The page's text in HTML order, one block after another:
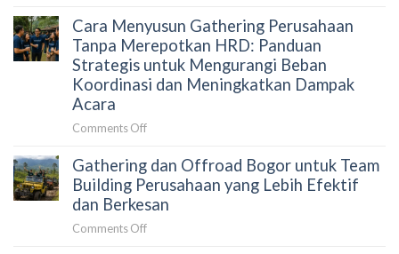
Kolaborasi
Tim
Secara
Alami
Kantor:
Panduan
HRD
Memilih
Banyak
Gathering
Perusahaan
Gagal
Menjaga
Peserta?
Cara Menyusun Gathering Perusahaan
Tanpa Merepotkan HRD: Panduan
Strategis untuk Mengurangi Beban
Koordinasi dan Meningkatkan Dampak
Acara
Comments Offon
Menyusun
Gathering
Gathering dan Offroad Bogor untuk Team
Building Perusahaan yang Lebih Efektif
dan Berkesan
Comments Offon